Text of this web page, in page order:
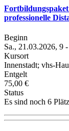
professionelle
Beginn
Sa., 21.03.2026, 9
Kursort
Innenstadt; vhs-
Entgelt
75,00 €
Status
Es sind noch 6